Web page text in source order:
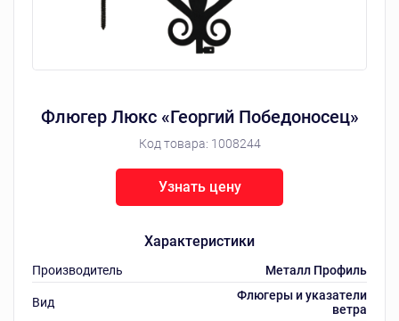
Флюгер Люкс «Георгий Победоносец»
Код товара: 1008244
Характеристики
Производитель Металл Профиль
Вид
Флюгеры и указатели
ветра
Узнать цену